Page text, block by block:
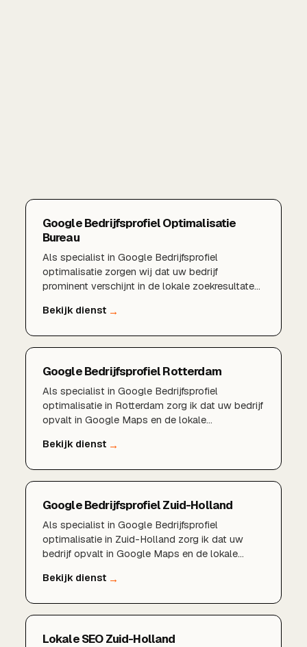
Google Bedrijfsprofiel Optimalisatie
Bureau
Als specialist in Google Bedrijfsprofiel
optimalisatie zorgen wij dat uw bedrijf
prominent verschijnt in de lokale zoekresultaten
profiel en sterke reviews tot lokale
Google Bedrijfsprofiel Rotterdam
Als specialist in Google Bedrijfsprofiel
optimalisatie in Rotterdam zorg ik dat uw bedrijf
opvalt in Google Maps en de lokale
informatie, fotos en reviews is vaak het eerste
Google Bedrijfsprofiel Zuid-Holland
Als specialist in Google Bedrijfsprofiel
optimalisatie in Zuid-Holland zorg ik dat uw
bedrijf opvalt in Google Maps en de lokale
informatie, fotos en reviews is vaak het eerste
Lokale SEO Zuid-Holland